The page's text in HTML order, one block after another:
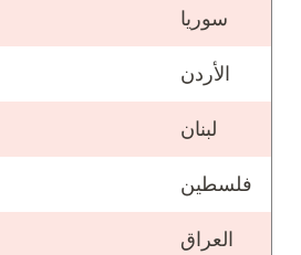
سوريا
الأردن
لبنان
فلسطين
العراق